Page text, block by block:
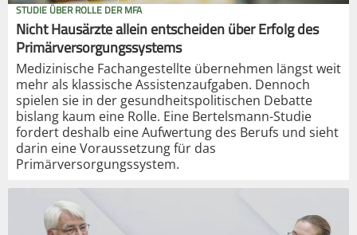
STUDIE ÜBER ROLLE DER MFA
Nicht Hausärzte allein entscheiden über Erfolg des
Primärversorgungssystems
Medizinische Fachangestellte übernehmen längst weit
mehr als klassische Assistenzaufgaben. Dennoch
spielen sie in der gesundheitspolitischen Debatte
bislang kaum eine Rolle. Eine Bertelsmann-Studie
fordert deshalb eine Aufwertung des Berufs und sieht
darin eine Voraussetzung für das
Primärversorgungssystem.